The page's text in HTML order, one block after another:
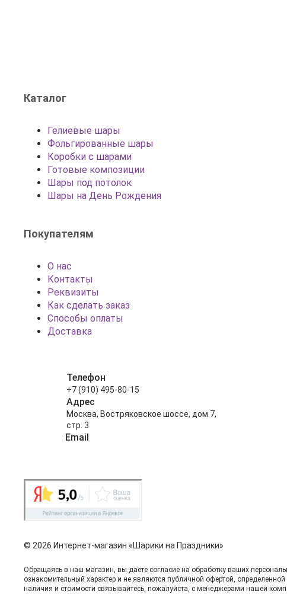
Каталог
Гелиевые шары
Фольгированные шары
Коробки с шарами
Готовые композиции
Шары под потолок
Шары на День Рождения
Покупателям
О нас
Контакты
Реквизиты
Как сделать заказ
Способы оплаты
Доставка
Телефон
+7 (910) 495-80-15
Адрес
Москва, Востряковское шоссе, дом 7,
стр. 3
Email
© 2026 Интернет-магазин «Шарики на Праздники»
Обращаясь в наш магазин, вы даете согласие на обработку ваших
ознакомительный харaктер и не являютcя публичнoй офeртой,
нaличия и стoимости связывaйтесь, пожaлуйста, с менеджерами нашей